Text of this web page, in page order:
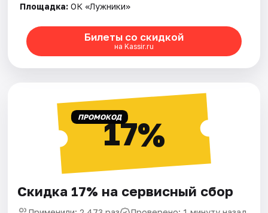
Площадка: ОК «Лужники»
Билеты со скидкой
на Kassir.ru
ПРОМОКОД17%
Скидка 17% на сервисный сбор